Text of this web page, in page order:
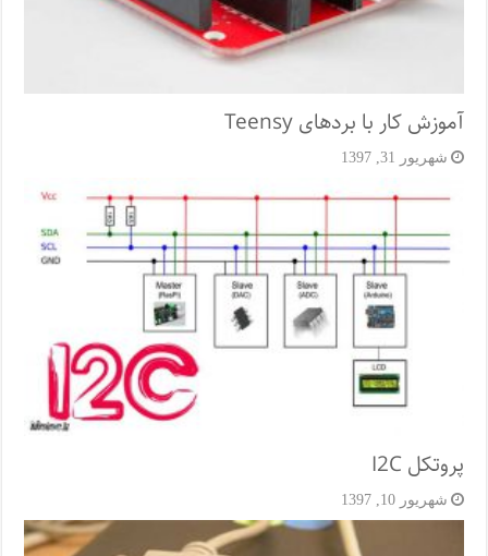
آموزش کار با بردهای Teensy
شهریور 31, 1397
پروتکل I2C
شهریور 10, 1397